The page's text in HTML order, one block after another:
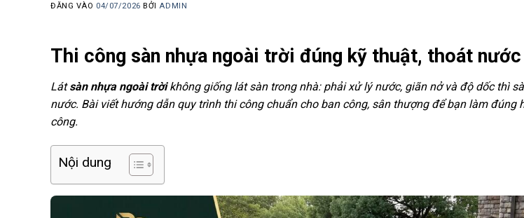
ĐĂNG VÀO 04/07/2026 BỞI ADMIN
Thi công sàn nhựa ngoài trời đúng kỹ thuật, thoát
Látsàn nhựa ngoài trờikhông giống lát sàn trong nhà: phải xử lý nước, giãn nở và độ dốc thì
nước. Bài viết hướng dẫn quy trình thi công chuẩn cho ban công, sân thượng để bạn làm đúng
công.
Nội dung